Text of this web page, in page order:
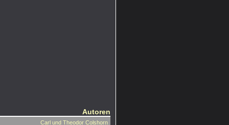
Autoren
Carl und Theodor Colshorn